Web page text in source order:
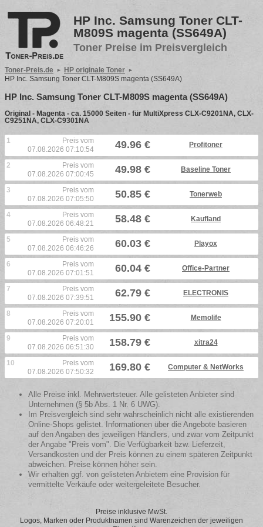
HP Inc. Samsung Toner CLT-
M809S magenta (SS649A)
Toner Preise im Preisvergleich
Toner-Preis.de
HP originale Toner
HP Inc. Samsung Toner CLT-M809S magenta (SS649A)
HP Inc. Samsung Toner CLT-M809S magenta (SS649A)
Original - Magenta - ca. 15000 Seiten - für MultiXpress CLX-C9201NA, CLX-
C9251NA, CLX-C9301NA
1
Preis vom
07.08.2026 07:10:54
49.96 € Profitoner
2
Preis vom
07.08.2026 07:00:45
49.98 € Baseline Toner
3
Preis vom
07.08.2026 07:05:50
50.85 € Tonerweb
4
Preis vom
07.08.2026 06:48:21
58.48 € Kaufland
5
Preis vom
07.08.2026 06:46:26
60.03 € Playox
6
Preis vom
07.08.2026 07:01:51
60.04 € Office-Partner
7
Preis vom
07.08.2026 07:39:51
62.79 € ELECTRONIS
8
Preis vom
07.08.2026 07:20:01
155.90 € Memolife
9
Preis vom
07.08.2026 06:51:30
158.79 € xitra24
10
Preis vom
07.08.2026 07:50:32
169.80 € Computer & NetWorks
Alle Preise inkl. Mehrwertsteuer. Alle gelisteten Anbieter sind
Unternehmen (§ 5b Abs. 1 Nr. 6 UWG).
Im Preisvergleich sind sehr wahrscheinlich nicht alle existierenden
Online-Shops gelistet. Informationen über die Angebote basieren
auf den Angaben des jeweiligen Händlers, und zwar vom Zeitpunkt
der Angabe "Preis vom". Die Verfügbarkeit bzw. Lieferzeit,
Versandkosten und der Preis können zu einem späteren Zeitpunkt
abweichen. Preise können höher sein.
Wir erhalten ggf. von gelisteten Anbietern eine Provision für
vermittelte Verkäufe oder weitergeleitete Besucher.
Preise inklusive MwSt.
Logos, Marken oder Produktnamen sind Warenzeichen der jeweiligen